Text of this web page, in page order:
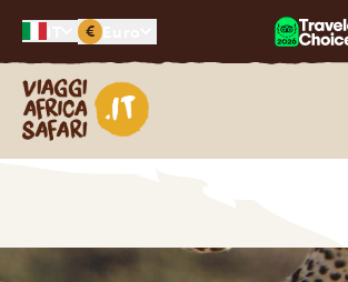
€
Viaggi Africa Safari